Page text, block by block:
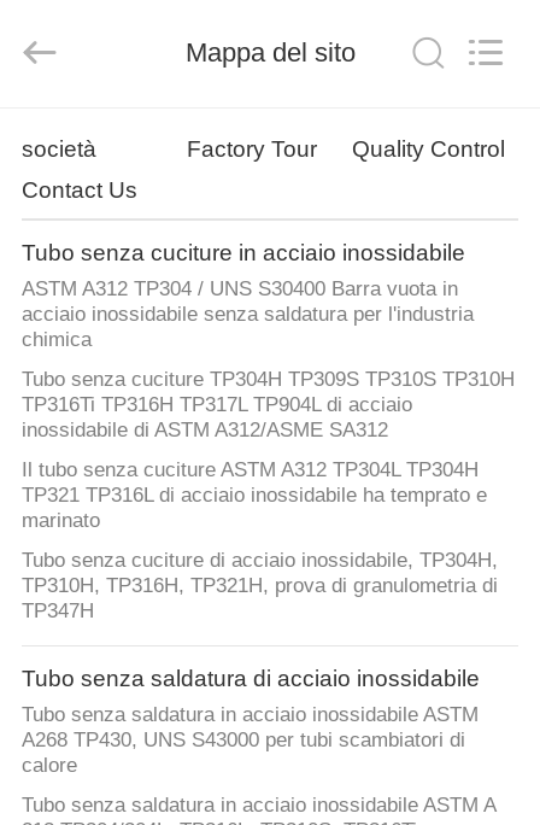
PRODOTTI
CIRCA
NOI
GIRO
DELLA
FABBRICA
CONTROLLO
DI
QUALITÀ
CONTATTICI
RICHIEDA
Yuhong
Group
Mappa del sito
società Factory Tour
Quality Control
Contact Us
Tubo senza cuciture in acciaio inossidabile
ASTM A312 TP304 / UNS S30400 Barra vuota in
acciaio inossidabile senza saldatura per l'industria
chimica
Tubo senza cuciture TP304H TP309S TP310S TP310H
TP316Ti TP316H TP317L TP904L di acciaio
inossidabile di ASTM A312/ASME SA312
Il tubo senza cuciture ASTM A312 TP304L TP304H
TP321 TP316L di acciaio inossidabile ha temprato e
marinato
Tubo senza cuciture di acciaio inossidabile, TP304H,
TP310H, TP316H, TP321H, prova di granulometria di
TP347H
Tubo senza saldatura di acciaio inossidabile
Tubo senza saldatura in acciaio inossidabile ASTM
A268 TP430, UNS S43000 per tubi scambiatori di
calore
Tubo senza saldatura in acciaio inossidabile ASTM A